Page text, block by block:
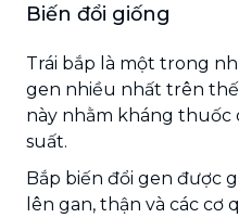
Biến đổi giống
Trái bắp là một trong
gen nhiều nhất trên thế
này nhằm kháng thuốc
suất.
Bắp biến đổi gen được
lên gan, thận và các cơ